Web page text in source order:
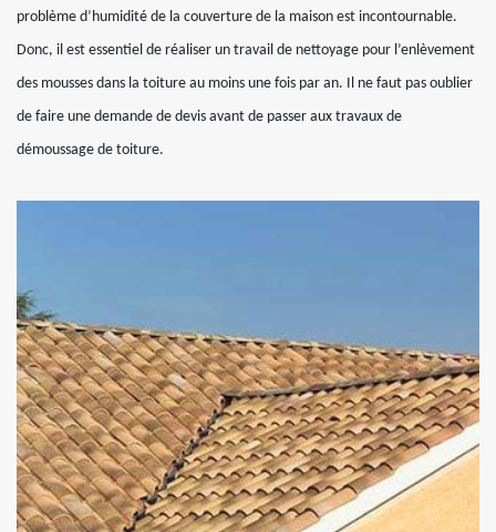
problème d’humidité de la couverture de la maison est incontournable.
Donc, il est essentiel de réaliser un travail de nettoyage pour l’enlèvement
des mousses dans la toiture au moins une fois par an. Il ne faut pas oublier
de faire une demande de devis avant de passer aux travaux de
démoussage de toiture.